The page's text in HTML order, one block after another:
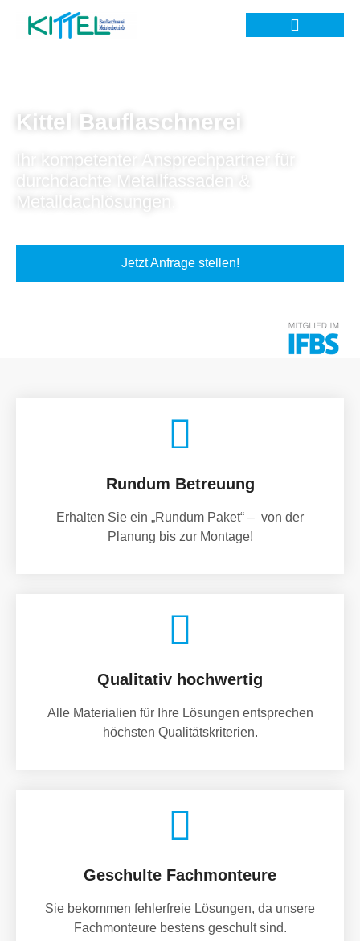
Kittel Bauflaschnerei
Ihr kompetenter Ansprechpartner für
durchdachte Metallfassaden &
Metalldachlösungen.
Jetzt Anfrage stellen!
Rundum Betreuung
Erhalten Sie ein „Rundum Paket“ – von der
Planung bis zur Montage!
Qualitativ hochwertig
Alle Materialien für Ihre Lösungen entsprechen
höchsten Qualitätskriterien.
Geschulte Fachmonteure
Sie bekommen fehlerfreie Lösungen, da unsere
Fachmonteure bestens geschult sind.